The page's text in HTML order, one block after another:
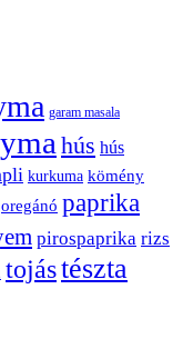
garam masala
hús hús
kurkuma kömény
oregánó paprika
pirospaprika rizs
tojástészta